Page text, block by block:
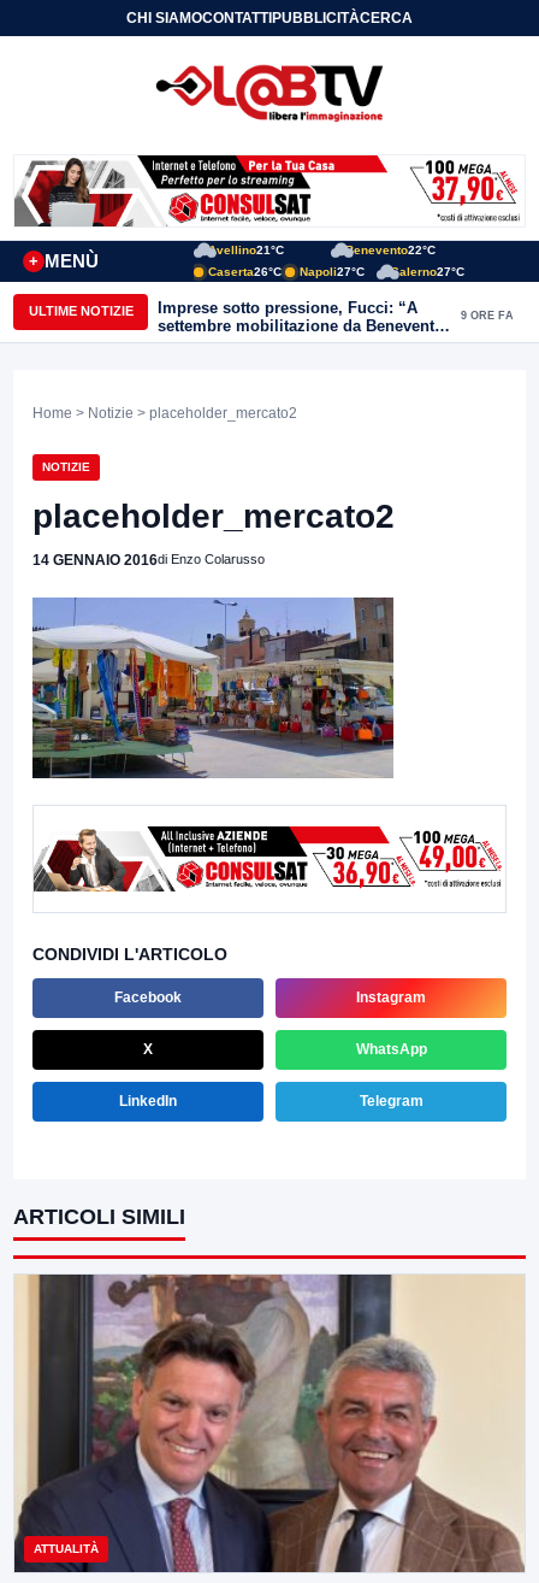
CHI SIAMOCONTATTIPUBBLICITÀCERCA
MENÙ
+
Avellino21°C Benevento22°C
Caserta26°C Napoli27°C Salerno27°C
ULTIME NOTIZIE
Imprese sotto pressione, Fucci: “A
settembre mobilitazione da Benevento
e Avellino”
9 ORE FA
Home > Notizie > placeholder_mercato2
NOTIZIE
placeholder_mercato2
14 GENNAIO 2016di Enzo Colarusso
CONDIVIDI L'ARTICOLO
Facebook Instagram
X WhatsApp
LinkedIn Telegram
ARTICOLI SIMILI
ATTUALITÀ